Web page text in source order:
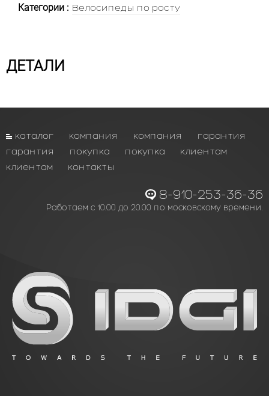
Категории : Велосипеды по росту
ДЕТАЛИ
каталог компания компания
гарантия
гарантия
покупка покупка
клиентам
клиентам
контакты
8-910-253-36-36
Работаем с 10.00 до 20.00 по московскому времени.